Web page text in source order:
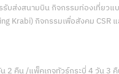
บส่งสนามบิน กิจกรรมท่องเที่ย
Krabi) กิจกรรมเพื่อสังคม CSR
2 คืน /แพ็คเกจทัวร์กระบี่ 4 วัน